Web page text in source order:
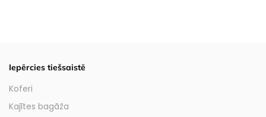
Iepērcies tiešsaistē
Koferi
Kajītes bagāža